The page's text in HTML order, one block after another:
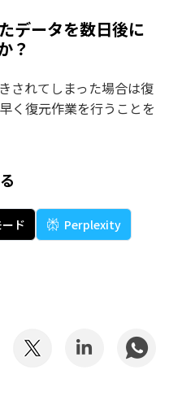
データを数日後に
？
されてしまった場合は復
く復元作業を行うことを
ド
Perplexity